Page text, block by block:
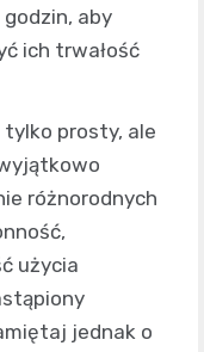
aby
ich trwałość
prosty, ale
różnorodnych
użycia
jednak o